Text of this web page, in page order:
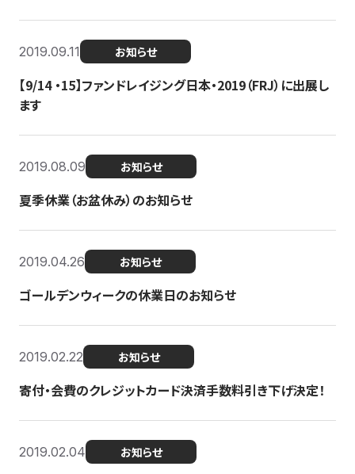
2019.09.11 お知らせ
【9/14 ・15】ファンドレイジング日本・2019（FRJ）に出展し
ます
2019.08.09 お知らせ
夏季休業（お盆休み）のお知らせ
2019.04.26 お知らせ
ゴールデンウィークの休業日のお知らせ
2019.02.22 お知らせ
寄付・会費のクレジットカード決済手数料引き下げ決定！
2019.02.04 お知らせ